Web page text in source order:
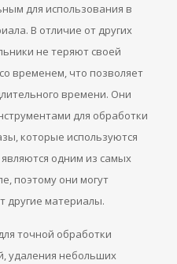
для использования в
В отличие от других
не теряют своей
временем, что позволяет
времени. Они
для обработки
которые используются
одним из самых
поэтому они могут
другие материалы.
точной обработки
удаления небольших